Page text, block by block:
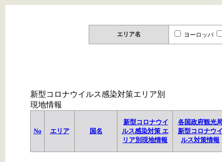
エリア名 ヨーロッパ
新型コロナウイルス感染対策エリア別
現地情報
No エリア 国名
新型コロナウイ
ルス感染対策 エ
リア別現地情報
各国政府観光
新型コロナウ
ルス対策情報